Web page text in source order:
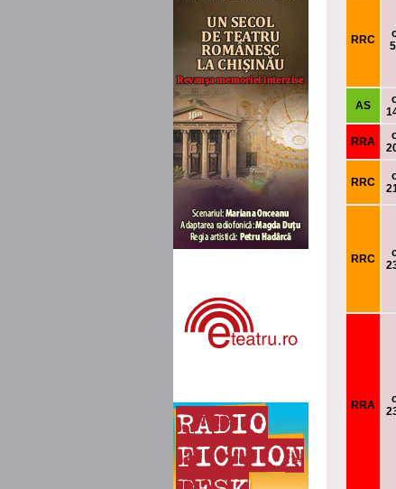
RRC
AS
RRA
RRC
RRC
RRA